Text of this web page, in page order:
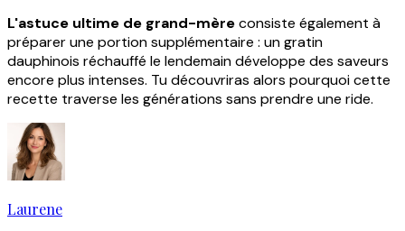
L'astuce ultime de grand-mèreconsiste également à
préparer une portion supplémentaire : un gratin
dauphinois réchauffé le lendemain développe des saveurs
encore plus intenses. Tu découvriras alors pourquoi cette
recette traverse les générations sans prendre une ride.
Laurene